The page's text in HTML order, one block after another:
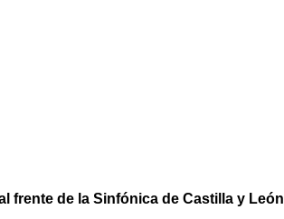
frente de la Sinfónica de Castilla y León